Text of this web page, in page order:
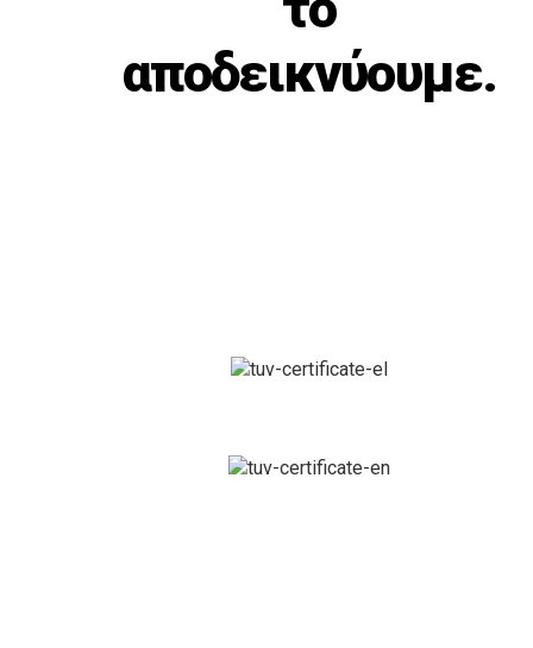
αποδεικνύουμε.